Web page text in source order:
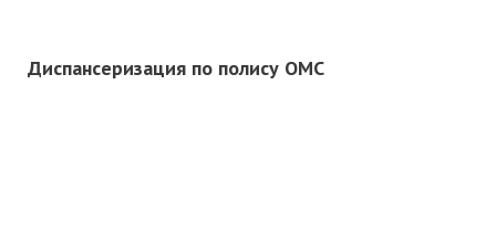
Диспансеризация по полису ОМС